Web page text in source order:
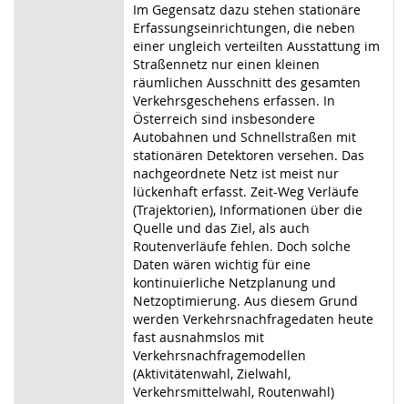
Im Gegensatz dazu stehen stationäre
Erfassungseinrichtungen, die neben
einer ungleich verteilten Ausstattung im
Straßennetz nur einen kleinen
räumlichen Ausschnitt des gesamten
Verkehrsgeschehens erfassen. In
Österreich sind insbesondere
Autobahnen und Schnellstraßen mit
stationären Detektoren versehen. Das
nachgeordnete Netz ist meist nur
lückenhaft erfasst. Zeit-Weg Verläufe
(Trajektorien), Informationen über die
Quelle und das Ziel, als auch
Routenverläufe fehlen. Doch solche
Daten wären wichtig für eine
kontinuierliche Netzplanung und
Netzoptimierung. Aus diesem Grund
werden Verkehrsnachfragedaten heute
fast ausnahmslos mit
Verkehrsnachfragemodellen
(Aktivitätenwahl, Zielwahl,
Verkehrsmittelwahl, Routenwahl)